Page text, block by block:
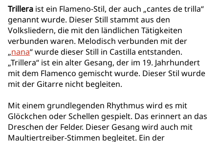
Trillera ist ein Flameno-Stil, der auch „cantes de trilla“
genannt wurde. Dieser Still stammt aus den
Volksliedern, die mit den ländlichen Tätigkeiten
verbunden waren. Melodisch verbunden mit der
„nana“ wurde dieser Still in Castilla entstanden.
„Trillera“ ist ein alter Gesang, der im 19. Jahrhundert
mit dem Flamenco gemischt wurde. Dieser Stil wurde
mit der Gitarre nicht begleiten.
Mit einem grundlegenden Rhythmus wird es mit
Glöckchen oder Schellen gespielt. Das erinnert an das
Dreschen der Felder. Dieser Gesang wird auch mit
Maultiertreiber-Stimmen begleitet. Ein der